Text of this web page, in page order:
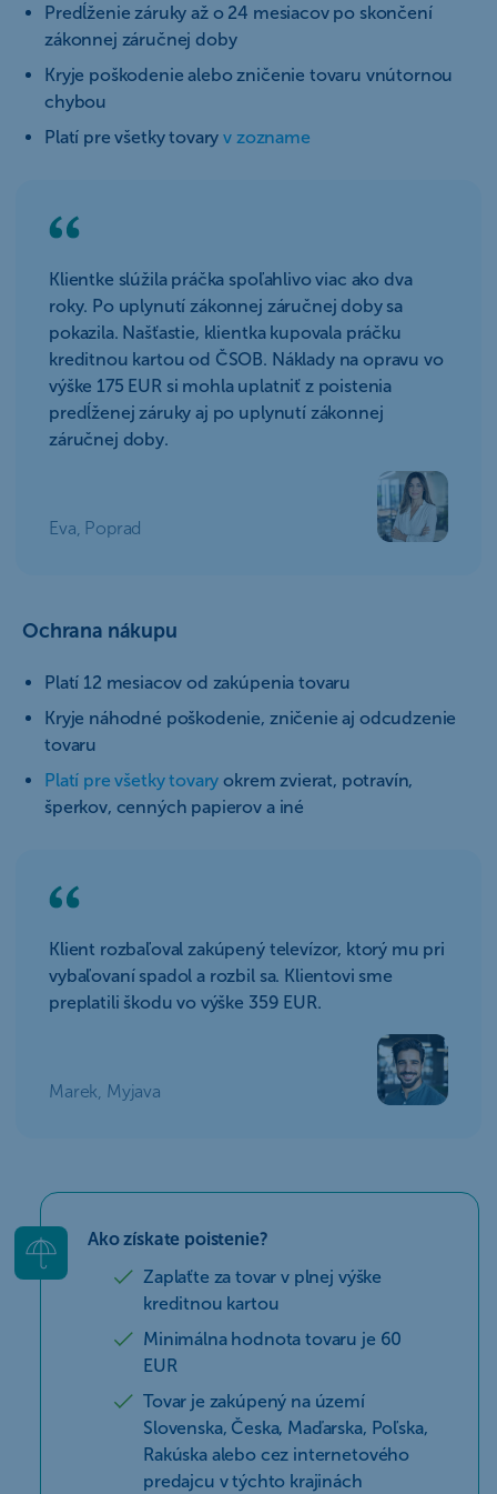
Predĺženie záruky až o 24 mesiacov po skončení
zákonnej záručnej doby
Kryje poškodenie alebo zničenie tovaru vnútornou
chybou
Platí pre všetky tovaryv zozname
Klientke slúžila práčka spoľahlivo viac ako dva
roky. Po uplynutí zákonnej záručnej doby sa
pokazila. Našťastie, klientka kupovala práčku
kreditnou kartou od ČSOB. Náklady na opravu vo
výške 175 EUR si mohla uplatniť z poistenia
predĺženej záruky aj po uplynutí zákonnej
záručnej doby.
Eva, Poprad
Klient rozbaľoval zakúpený televízor, ktorý mu pri
vybaľovaní spadol a rozbil sa. Klientovi sme
preplatili škodu vo výške 359 EUR.
Marek, Myjava
Ochrana nákupu
Platí 12 mesiacov od zakúpenia tovaru
Kryje náhodné poškodenie, zničenie aj odcudzenie
tovaru
Platí pre všetky tovary okrem zvierat, potravín,
šperkov, cenných papierov a iné
Ako získate poistenie?
Zaplaťte za tovar v plnej výške
kreditnou kartou
Minimálna hodnota tovaru je 60
EUR
Tovar je zakúpený na území
Slovenska, Česka, Maďarska, Poľska,
Rakúska alebo cez internetového
predajcu v týchto krajinách